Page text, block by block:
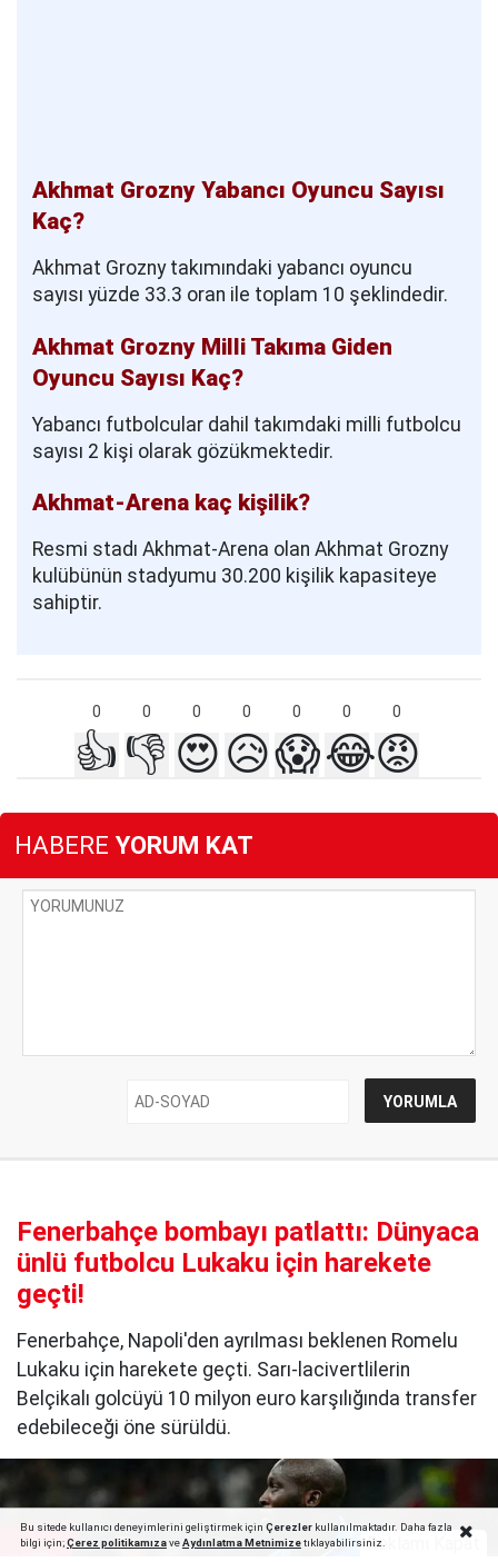
Akhmat Grozny Yabancı Oyuncu Sayısı
Kaç?
Akhmat Grozny takımındaki yabancı oyuncu
sayısı yüzde 33.3 oran ile toplam 10 şeklindedir.
Akhmat Grozny Milli Takıma Giden
Oyuncu Sayısı Kaç?
Yabancı futbolcular dahil takımdaki milli futbolcu
sayısı 2 kişi olarak gözükmektedir.
Akhmat-Arena kaç kişilik?
Resmi stadı Akhmat-Arena olan Akhmat Grozny
kulübünün stadyumu 30.200 kişilik kapasiteye
sahiptir.
0 0 0 0 0 0 0
👍 👎 😍😥😱😂😡
HABERE YORUM KAT
Fenerbahçe bombayı patlattı: Dünyaca
ünlü futbolcu Lukaku için harekete
geçti!
Fenerbahçe, Napoli'den ayrılması beklenen Romelu
Lukaku için harekete geçti. Sarı-lacivertlilerin
Belçikalı golcüyü 10 milyon euro karşılığında transfer
edebileceği öne sürüldü.
Bu sitede kullanıcı deneyimlerini geliştirmek için Çerezlerkullanılmaktadır. Daha fazla
bilgi için;Çerez politikamızaveAydınlatma Metnimizetıklayabilirsiniz.Reklamı Kapat